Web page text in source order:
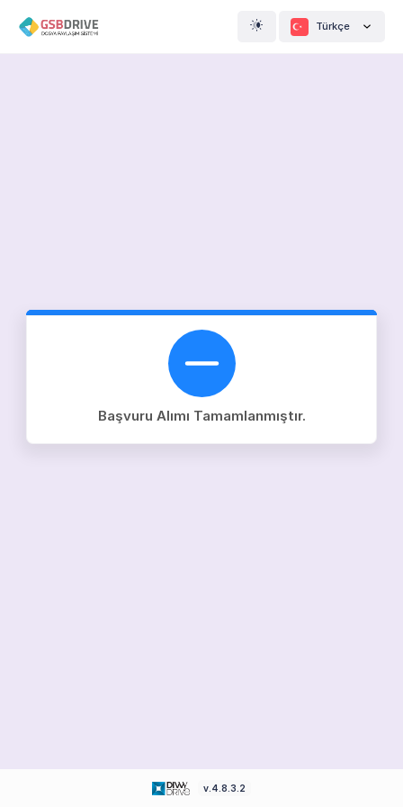
Türkçe
Başvuru Alımı Tamamlanmıştır.
v.4.8.3.2